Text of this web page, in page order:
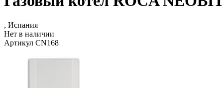
, Испания
Нет в наличии
Артикул CN168